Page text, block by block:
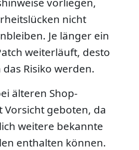
nicht
Je länger ein
weiterläuft, desto
Risiko werden.
älteren Shop-
Vorsicht geboten, da
weitere bekannte
enthalten können.